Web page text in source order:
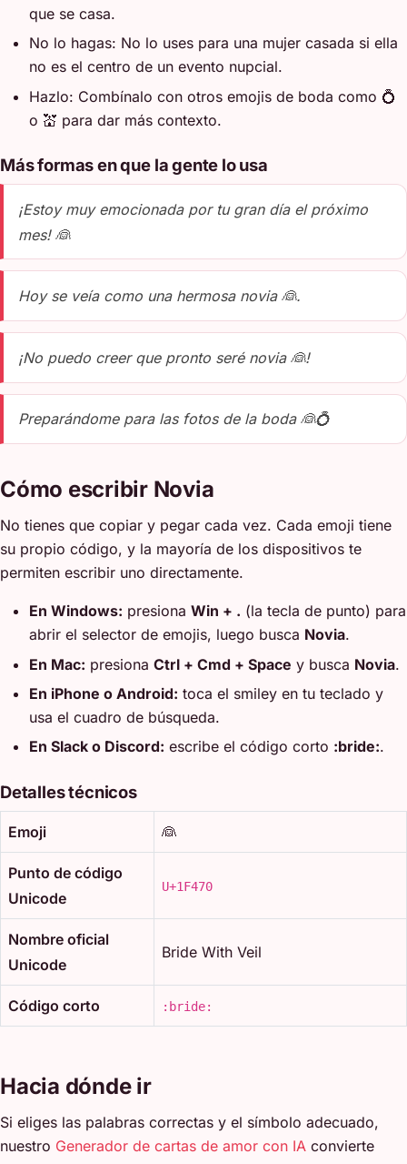
que se casa.
No lo hagas: No lo uses para una mujer casada si ella
no es el centro de un evento nupcial.
Hazlo: Combínalo con otros emojis de boda como 💍
o 💒 para dar más contexto.
Más formas en que la gente lo usa
¡Estoy muy emocionada por tu gran día el próximo
mes! 👰
Hoy se veía como una hermosa novia 👰.
¡No puedo creer que pronto seré novia 👰!
Preparándome para las fotos de la boda 👰💍
Cómo escribir Novia
No tienes que copiar y pegar cada vez. Cada emoji tiene
su propio código, y la mayoría de los dispositivos te
permiten escribir uno directamente.
En Windows: presiona Win + . (la tecla de punto) para
abrir el selector de emojis, luego busca Novia.
En Mac: presiona Ctrl + Cmd + Space y busca Novia.
En iPhone o Android: toca el smiley en tu teclado y
usa el cuadro de búsqueda.
En Slack o Discord: escribe el código corto :bride:.
Detalles técnicos
Emoji 👰
Punto de código
Unicode
U+1F470
Nombre oficial
Unicode
Bride With Veil
Código corto :bride:
Hacia dónde ir
Si eliges las palabras correctas y el símbolo adecuado,
nuestro Generador de cartas de amor con IA convierte